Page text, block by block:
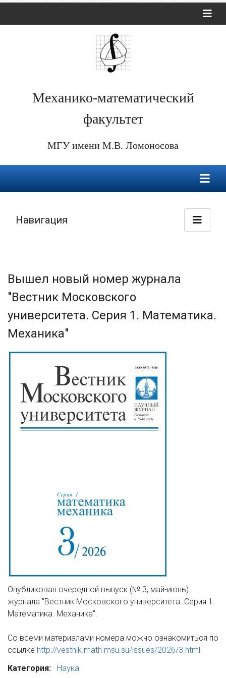
Механико-математический
факультет
МГУ имени М.В. Ломоносова
Навигация
Вышел новый номер журнала
"Вестник Московского
университета. Серия 1. Математика.
Механика"
Опубликован очередной выпуск (№ 3, май-июнь)
журнала "Вестник Московского университета. Серия 1.
Математика. Механика".
Со всеми материалами номера можно ознакомиться по
ссылке http://vestnik.math.msu.su/issues/2026/3.html
Категория:
Наука